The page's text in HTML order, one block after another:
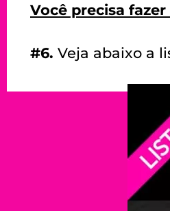
Você precisa
#6. Veja abaixo a